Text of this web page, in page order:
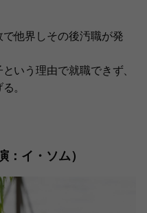
他界しその後汚職が発
いう理由で就職できず、
。
：イ・ソム）